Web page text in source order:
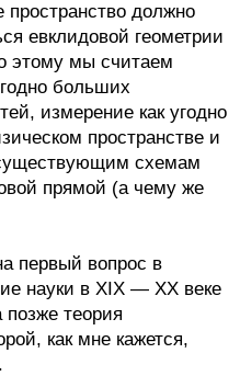
должно
евклидовой геометрии
этому мы считаем
больших
измерение как угодно
пространстве и
схемам
прямой (а чему же
первый вопрос в
науки в XIX — XX веке
позже теория
как мне кажется,